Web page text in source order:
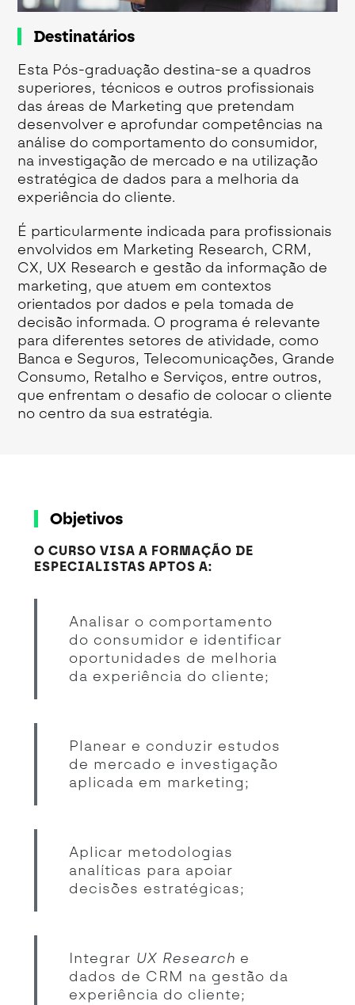
Destinatários
Esta Pós-graduação destina-se a quadros
superiores, técnicos e outros profissionais
das áreas de Marketing que pretendam
desenvolver e aprofundar competências na
análise do comportamento do consumidor,
na investigação de mercado e na utilização
estratégica de dados para a melhoria da
experiência do cliente.
É particularmente indicada para profissionais
envolvidos em Marketing Research, CRM,
CX, UX Research e gestão da informação de
marketing, que atuem em contextos
orientados por dados e pela tomada de
decisão informada. O programa é relevante
para diferentes setores de atividade, como
Banca e Seguros, Telecomunicações, Grande
Consumo, Retalho e Serviços, entre outros,
que enfrentam o desafio de colocar o cliente
no centro da sua estratégia.
Objetivos
O CURSO VISA A FORMAÇÃO DE
ESPECIALISTAS APTOS A:
Analisar o comportamento
do consumidor e identificar
oportunidades de melhoria
da experiência do cliente;
Planear e conduzir estudos
de mercado e investigação
aplicada em marketing;
Aplicar metodologias
analíticas para apoiar
decisões estratégicas;
Integrar UX Research e
dados de CRM na gestão da
experiência do cliente;